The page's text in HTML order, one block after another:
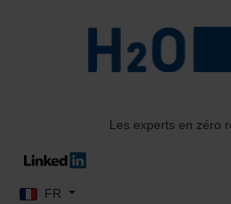
Les experts en zéro
Sélectionnez votre langue
FR